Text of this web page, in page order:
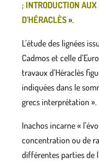
; INTRODUCTION
D’HÉRACLÈS».
L’étude des lignées
Cadmos et celle
travaux d’Héraclès
indiquées dans le
grecs interprétation ».
Inachos incarne «
concentration ou de
différentes parties de